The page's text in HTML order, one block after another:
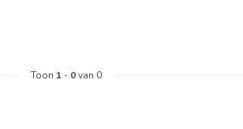
Toon 1 - 0van 0